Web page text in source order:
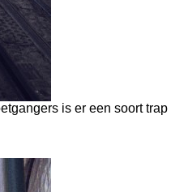
is er een soort trap